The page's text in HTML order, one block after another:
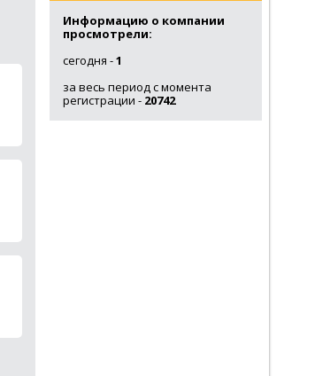
Информацию о компании
просмотрели:
сегодня -1
за весь период с момента
регистрации - 20742